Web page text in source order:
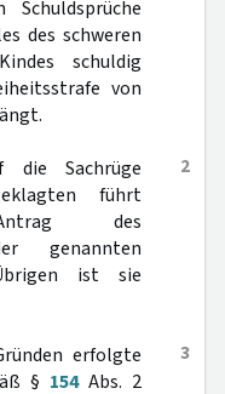
des schweren
schuldig
von
2
die Sachrüge
führt
des
genannten
ist sie
3
erfolgte
§ 154Abs. 2